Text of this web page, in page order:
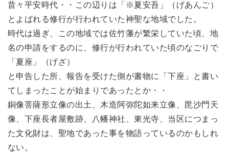
昔々平安時代・・この辺りは「※夏安吾」（げあんご）
とよばれる修行が行われていた神聖な地域でした。
時代は過ぎ、この地域では佐竹藩が繁栄していた頃、地
名の申請をするのに、修行が行われていた頃のなごりで
「夏座」（げざ）
と申告した所、報告を受けた側が書物に「下座」と書い
てしまったことが始まりであったとか・・
銅像菩薩形立像の出土、木造阿弥陀如来立像、毘沙門天
像、下座長者屋敷跡、八幡神社、東光寺、当区につまっ
た文化財は、聖地であった事を物語っているのかもしれ
ない。